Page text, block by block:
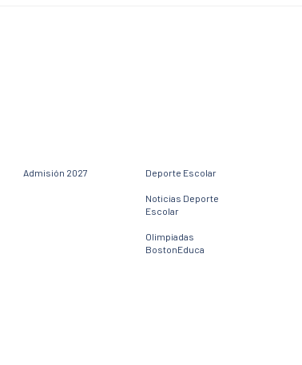
Admisión 2027 Deporte Escolar
Noticias Deporte
Escolar
Olimpiadas
BostonEduca